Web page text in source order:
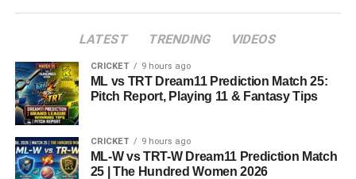
LATEST TRENDING VIDEOS
CRICKET 9 hours ago
ML vs TRT Dream11 Prediction Match 25:
Pitch Report, Playing 11 & Fantasy Tips
CRICKET 9 hours ago
ML-W vs TRT-W Dream11 Prediction Match
25 | The Hundred Women 2026